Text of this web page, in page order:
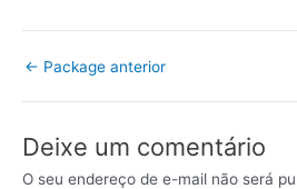
← Package anterior
Deixe um comentário
O seu endereço de e-mail não será